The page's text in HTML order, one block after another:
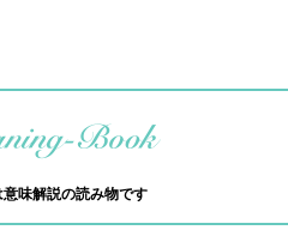
味解説の読み物です